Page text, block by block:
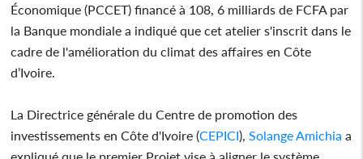
Économique (PCCET) financé à 108, 6 milliards de FCFA par
la Banque mondiale a indiqué que cet atelier s'inscrit dans le
cadre de l'amélioration du climat des affaires en Côte
d’Ivoire.
La Directrice générale du Centre de promotion des
investissements en Côte d'Ivoire (CEPICI),Solange Amichia a